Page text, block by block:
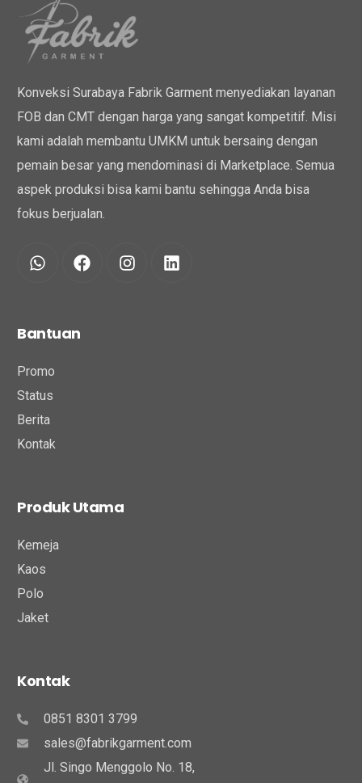
Konveksi Surabaya Fabrik Garment menyediakan layanan
FOB dan CMT dengan harga yang sangat kompetitif. Misi
kami adalah membantu UMKM untuk bersaing dengan
pemain besar yang mendominasi di Marketplace. Semua
aspek produksi bisa kami bantu sehingga Anda bisa
fokus berjualan.
Bantuan
Promo
Status
Berita
Kontak
Produk Utama
Kemeja
Kaos
Polo
Jaket
Kontak
0851 8301 3799
sales@fabrikgarment.com
Jl. Singo Menggolo No. 18,